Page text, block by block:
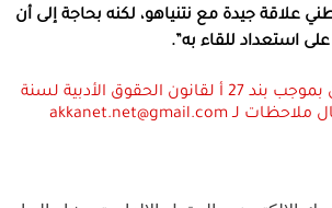
علاقة جيدة مع نتنياهو، لكنه بحاجة إلى أن
على استعداد للقاء به”.
استعمال المضامين بموجب بند 27 أ لقانون الحقوق الأدبية لسنة